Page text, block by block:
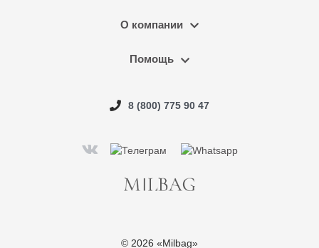
О компании
Помощь
8 (800) 775 90 47
© 2026 «Milbag»